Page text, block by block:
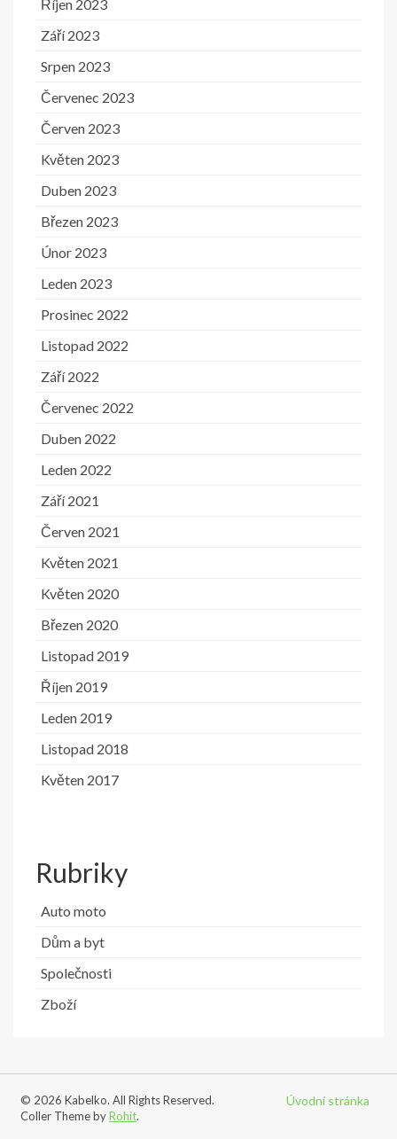
Říjen 2023
Září 2023
Srpen 2023
Červenec 2023
Červen 2023
Květen 2023
Duben 2023
Březen 2023
Únor 2023
Leden 2023
Prosinec 2022
Listopad 2022
Září 2022
Červenec 2022
Duben 2022
Leden 2022
Září 2021
Červen 2021
Květen 2021
Květen 2020
Březen 2020
Listopad 2019
Říjen 2019
Leden 2019
Listopad 2018
Květen 2017
Rubriky
Auto moto
Dům a byt
Společnosti
Zboží
© 2026 Kabelko. All Rights Reserved.
Coller Theme byRohit.
Úvodní stránka